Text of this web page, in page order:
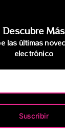
Descubre Más
las últimas
electrónico
Suscribir